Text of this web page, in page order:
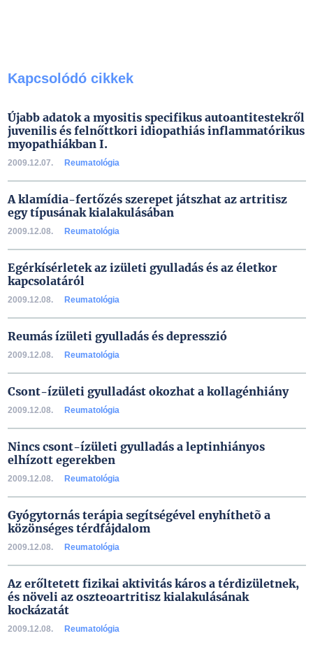
Kapcsolódó cikkek
Újabb adatok a myositis specifikus autoantitestekről
juvenilis és felnőttkori idiopathiás inflammatórikus
myopathiákban I.
2009.12.07. Reumatológia
A klamídia-fertőzés szerepet játszhat az artritisz
egy típusának kialakulásában
2009.12.08. Reumatológia
Egérkísérletek az izületi gyulladás és az életkor
kapcsolatáról
2009.12.08. Reumatológia
Reumás ízületi gyulladás és depresszió
2009.12.08. Reumatológia
Csont-ízületi gyulladást okozhat a kollagénhiány
2009.12.08. Reumatológia
Nincs csont-ízületi gyulladás a leptinhiányos
elhízott egerekben
2009.12.08. Reumatológia
Gyógytornás terápia segítségével enyhíthetõ a
közönséges térdfájdalom
2009.12.08. Reumatológia
Az erőltetett fizikai aktivitás káros a térdizületnek,
és növeli az oszteoartritisz kialakulásának
kockázatát
2009.12.08. Reumatológia